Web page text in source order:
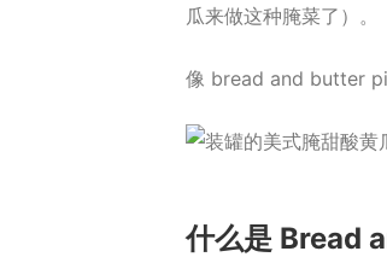
瓜来做这种腌菜了）。
像 bread and butter
什么是 Bread